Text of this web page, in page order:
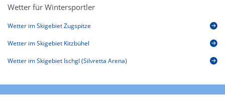
Wetter für Wintersportler
Wetter im Skigebiet Zugspitze
Wetter im Skigebiet Kitzbühel
Wetter im Skigebiet Ischgl (Silvretta Arena)